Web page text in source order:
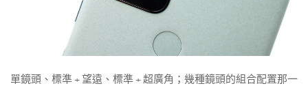
單鏡頭、標準 + 望遠、標準 + 超廣角；幾種鏡頭的組合配置那一